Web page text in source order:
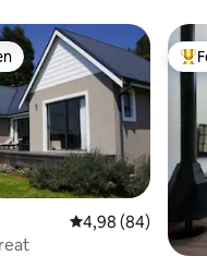
Gemiddelde
4,98 (84)